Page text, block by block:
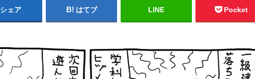
シェア はてブ LINE Pocket